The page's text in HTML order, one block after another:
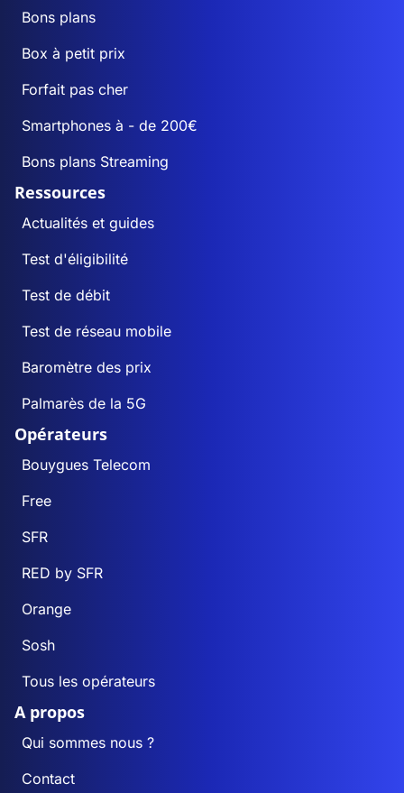
Bons plans
Box à petit prix
Forfait pas cher
Smartphones à - de 200€
Bons plans Streaming
Ressources
Actualités et guides
Test d'éligibilité
Test de débit
Test de réseau mobile
Baromètre des prix
Palmarès de la 5G
Opérateurs
Bouygues Telecom
Free
SFR
RED by SFR
Orange
Sosh
Tous les opérateurs
A propos
Qui sommes nous ?
Contact